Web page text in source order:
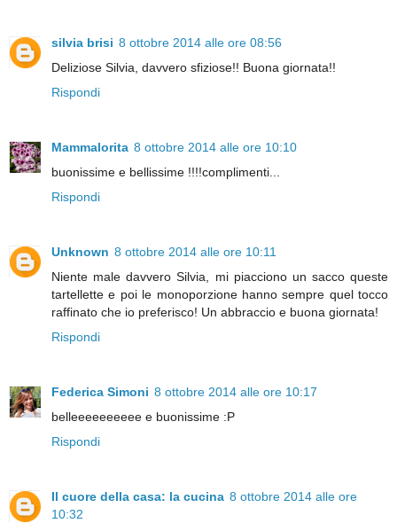
silvia brisi 8 ottobre 2014 alle ore 08:56
Deliziose Silvia, davvero sfiziose!! Buona giornata!!
Rispondi
Mammalorita 8 ottobre 2014 alle ore 10:10
buonissime e bellissime !!!!complimenti...
Rispondi
Unknown 8 ottobre 2014 alle ore 10:11
Niente male davvero Silvia, mi piacciono un sacco queste
tartellette e poi le monoporzione hanno sempre quel tocco
raffinato che io preferisco! Un abbraccio e buona giornata!
Rispondi
Federica Simoni 8 ottobre 2014 alle ore 10:17
belleeeeeeeeee e buonissime :P
Rispondi
Il cuore della casa: la cucina 8 ottobre 2014 alle ore
10:32